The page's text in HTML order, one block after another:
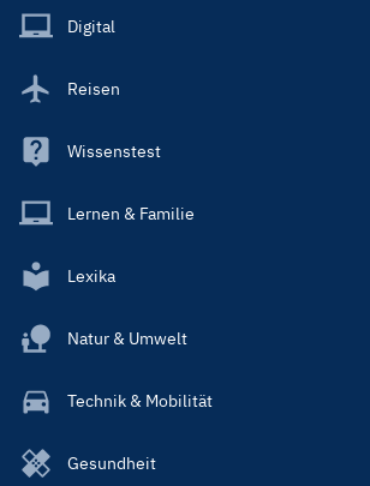
Main
Digital
Reisen
Wissenstest
Lernen & Familie
Lexika
Natur & Umwelt
Technik & Mobilität
Gesundheit